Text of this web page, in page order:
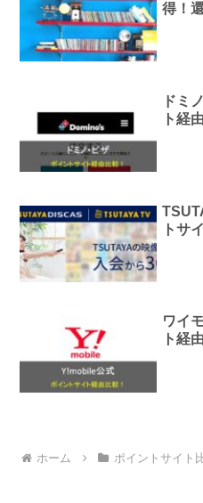
得！
ドミ
ト経
トサ
ワイ
ト経
ホーム ポイントサイト